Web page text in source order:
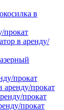
в
прокат
в аренду/
прокат
прокат